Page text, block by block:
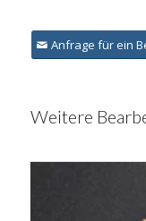
Anfrage für ein
Weitere